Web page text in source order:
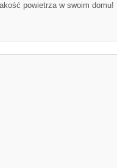
powietrza w swoim domu!